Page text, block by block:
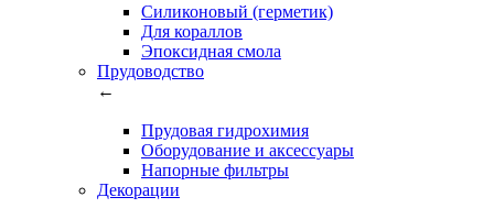
Силиконовый (герметик)
Для кораллов
Эпоксидная смола
Прудоводство
←
Прудовая гидрохимия
Оборудование и аксессуары
Напорные фильтры
Декорации